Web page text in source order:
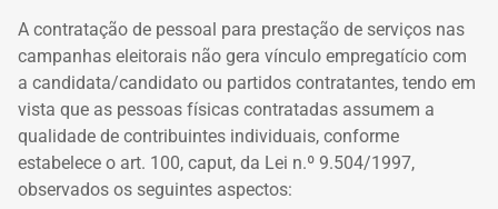
A contratação de pessoal para prestação de serviços nas
campanhas eleitorais não gera vínculo empregatício com
a candidata/candidato ou partidos contratantes, tendo em
vista que as pessoas físicas contratadas assumem a
qualidade de contribuintes individuais, conforme
estabelece o art. 100, caput, da Lei n.º 9.504/1997,
observados os seguintes aspectos: